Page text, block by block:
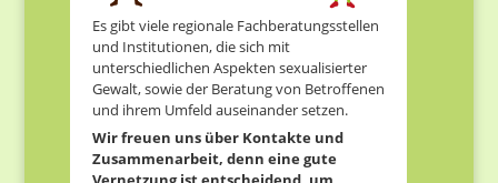
Es gibt viele regionale Fachberatungsstellen
und Institutionen, die sich mit
unterschiedlichen Aspekten sexualisierter
Gewalt, sowie der Beratung von Betroffenen
und ihrem Umfeld auseinander setzen.
Wir freuen uns über Kontakte und
Zusammenarbeit, denn eine gute